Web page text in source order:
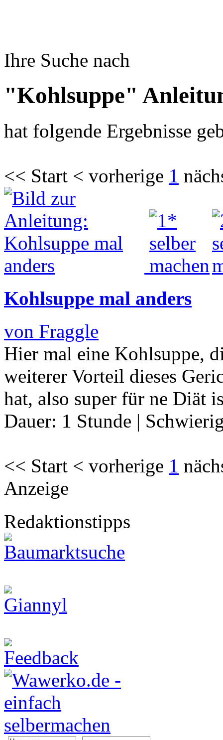
Ihre Suche nach
"Kohlsuppe"
hat folgende Ergebnisse
<< Start < vorherige 1
Kohlsuppe mal anders
von Fraggle
Hier mal eine Kohlsuppe,
weiterer Vorteil dieses
hat, also super für ne Diät
Dauer: 1 Stunde |
<< Start < vorherige 1
Anzeige
Redaktionstipps